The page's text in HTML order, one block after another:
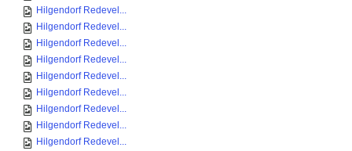
Hilgendorf Redevel...
Hilgendorf Redevel...
Hilgendorf Redevel...
Hilgendorf Redevel...
Hilgendorf Redevel...
Hilgendorf Redevel...
Hilgendorf Redevel...
Hilgendorf Redevel...
Hilgendorf Redevel...